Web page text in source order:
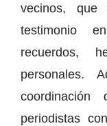
vecinos,
testimonio
recuerdos,
personales.
periodistas